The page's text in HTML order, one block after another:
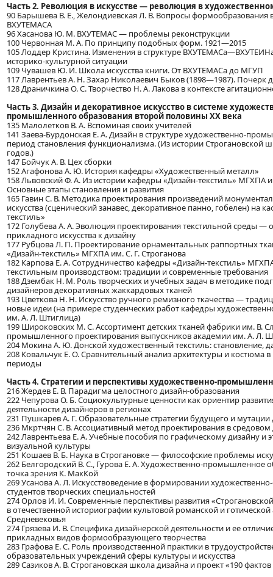
Часть 2. Революция в искусстве — революция в
90 Барышева В. Е., Желондиевская Л. В. Вопросы формообразования
ВХУТЕМАСА
96 Хасанова Ю. М. ВХУТЕМАС — проблемы реконструкции
100 Червонная М. А. По принципу подобных форм. 1921—2015
105 Лоддер Кристина. Изменения в структуре
историко-культурной ситуации
109 Чувашев Ю. И. Школа искусства книги. От ВХУТЕМАСа до МГУП
117 Лаврентьев А. Н. Захар Николаевич Быков (1898—1987). Почерк
128 Драничкина О. С. Творчество Н. А. Лакова в контексте
Часть 3. Дизайн и декоративное искусство в системе
промышленного образования второй половины ХХ века
135 Малолетков В. А. Вспоминая своих учителей
141 Заева-Бурдонская Е. А. Дизайн в структуре художественно-
период становления функционализма. (Из истории Строгановской
годов.)
147 Бойчук А. В. Цех сборки
152 Агафонова А. Ю. История кафедры «Художественный металл»
158 Львовский Ф. А. Из истории кафедры «Дизайн-текстиль» МГХПА
Основные этапы становления и развития
165 Гавин С. В. Методика проектирования произведений
искусства (сценический занавес, декоративное панно, гобелен) на
текстиль»
172 Голубева А. А. Эволюция проектирования текстильной среды —
прикладного искусства к дизайну
177 Рубцова Л. П. Проектирование орнаментальных раппортных
«Дизайн-текстиль» МГХПА им. С. Г. Строганова
182 Карпова Е. А. Сотрудничество кафедры «Дизайн-текстиль»
текстильным производством: традиции и современные требования
188 Дзембак Н. М. Роль творческих и учебных задач в методике
дизайнеров декоративных жаккардовых тканей
193 Цветкова Н. Н. Искусство ручного ремизного ткачества —
новые идеи (на примере студенческих работ кафедры
им. А. Л. Штиглица)
199 Широковских М. С. Ассортимент детских тканей фабрики им. В.
промышленного проектирования выпускников академии им. А. Л.
204 Мокина А. Ю. Донской художественный текстиль: становление,
208 Ковальчук Е. О. Сравнительный анализ архитектуры и костюма
периоды
Часть 4. Стратегии и перспективы художественно-
216 Жердев Е. В. Парадигма целостного дизайн-образования
222 Чепурова О. Б. Социокультурные ценности как ориентир
деятельности дизайнеров в регионах
231 Пушкарев А. Г. Образовательные стратегии будущего и мутации
236 Мкртчян С. В. Ассоциативный метод проектирования в средовом
242 Лаврентьева Е. А. Учебные пособия по графическому дизайну и
визуальной культуры
251 Кошаев В. Б. Наука в Строгановке — философские проблемы
262 Белгородский В. С., Гурова Е. А. Художественно-промышленное
точка зрения К. МакКой
269 Усанова А. Л. Искусствоведение в формировании
студентов творческих специальностей
274 Орлов И. И. Современные перспективы развития
в отечественной историографии культовой романской и
Средневековья
274 Грязева И. В. Специфика дизайнерской деятельности и ее
прикладных видов формообразующего творчества
283 Графова Е. С. Роль производственной практики в
образовательных учреждений сферы культуры и искусства
289 Сазиков А. В. Строгановская школа дизайна и проект «190